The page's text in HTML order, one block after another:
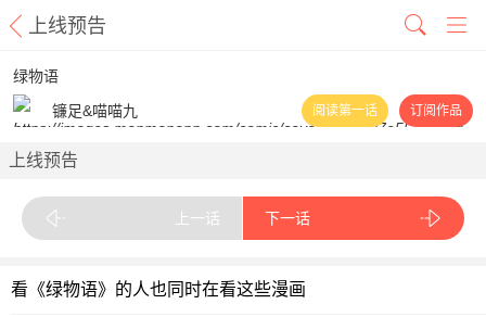
上线预告
绿物语
镰足&喵喵九
阅读第一话 订阅作品
上线预告
上一话 下一话
看《绿物语》的人也同时在看这些漫画